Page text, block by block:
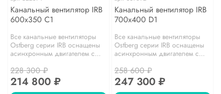
Канальный вентилятор IRB
600x350 C1
Все канальные вентиляторы
Ostberg серии IRB оснащены
асинхронным двигателем с...
228 300 ₽
214 800 ₽
Канальный вентилятор IRB
700x400 D1
Все канальные вентиляторы
Ostberg серии IRB оснащены
асинхронным двигателем с...
258 600 ₽
247 300 ₽